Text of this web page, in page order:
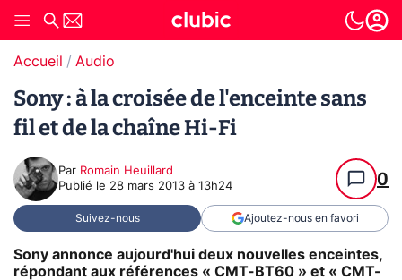
Accueil Audio
Sony : à la croisée de l'enceinte sans
fil et de la chaîne Hi-Fi
Par Romain Heuillard
Publié le 28 mars 2013 à 13h24 0
Suivez-nous Ajoutez-nous en favori
Sony annonce aujourd'hui deux nouvelles enceintes,
répondant aux références « CMT-BT60 » et « CMT-